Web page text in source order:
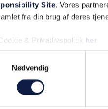
Site. Vores
fra din brug af deres
& Privatlivspolitik her
Nødvendig